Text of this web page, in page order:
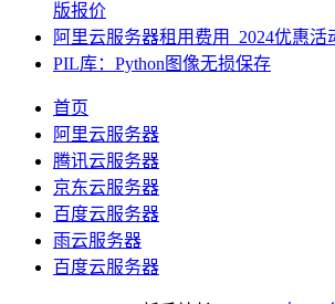
版报价
阿里云服务器租用费用_2024优惠活
PIL库：Python图像无损保存
首页
阿里云服务器
腾讯云服务器
京东云服务器
百度云服务器
雨云服务器
百度云服务器